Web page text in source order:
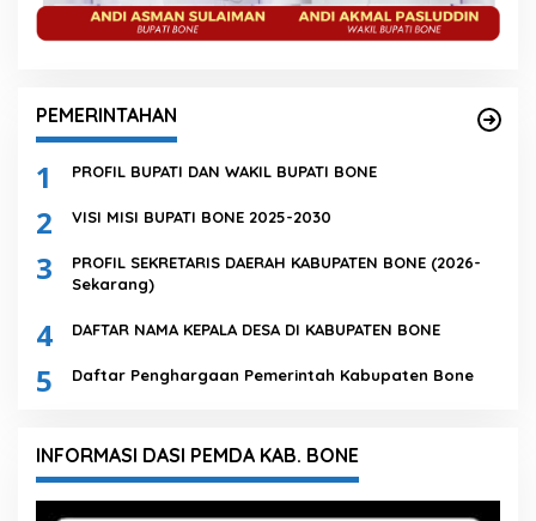
PEMERINTAHAN
1 PROFIL BUPATI DAN WAKIL BUPATI BONE
2 VISI MISI BUPATI BONE 2025-2030
3
PROFIL SEKRETARIS DAERAH KABUPATEN BONE (2026-
Sekarang)
4 DAFTAR NAMA KEPALA DESA DI KABUPATEN BONE
5 Daftar Penghargaan Pemerintah Kabupaten Bone
INFORMASI DASI PEMDA KAB. BONE